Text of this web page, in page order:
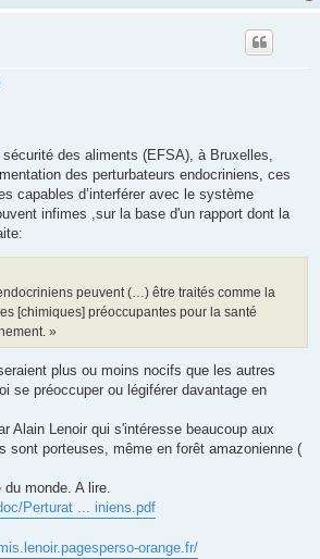
sécurité des aliments (EFSA), à Bruxelles,
des perturbateurs endocriniens, ces
capables d’interférer avec le système
infimes ,sur la base d'un rapport dont la
peuvent (…) être traités comme la
[chimiques] préoccupantes pour la santé
»
plus ou moins nocifs que les autres
se préoccuper ou légiférer davantage en
Alain Lenoir qui s'intéresse beaucoup aux
sont porteuses, même en forêt amazonienne (
du monde. A lire.
Perturat ... iniens.pdf
orange.fr/